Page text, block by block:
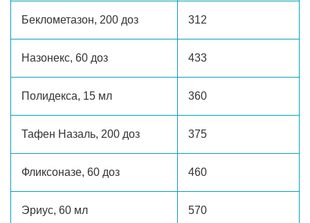
Беклометазон, 200 доз 312
Назонекс, 60 доз 433
Полидекса, 15 мл 360
Тафен Назаль, 200 доз 375
Фликсоназе, 60 доз 460
Эриус, 60 мл 570